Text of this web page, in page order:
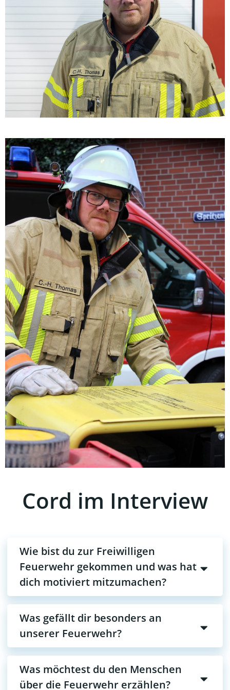
Cord im Interview
Wie bist du zur Freiwilligen
Feuerwehr gekommen und was hat
dich motiviert mitzumachen?
Was gefällt dir besonders an
unserer Feuerwehr?
Was möchtest du den Menschen
über die Feuerwehr erzählen?